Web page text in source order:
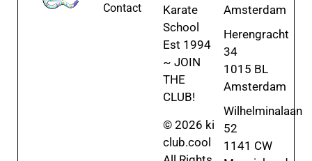
Contact
Karate
School
Est 1994
~ JOIN
THE
CLUB!
© 2026 ki
club.cool
Amsterdam
Herengracht
34
1015 BL
Amsterdam
Wilhelminalaan
52
1141 CW